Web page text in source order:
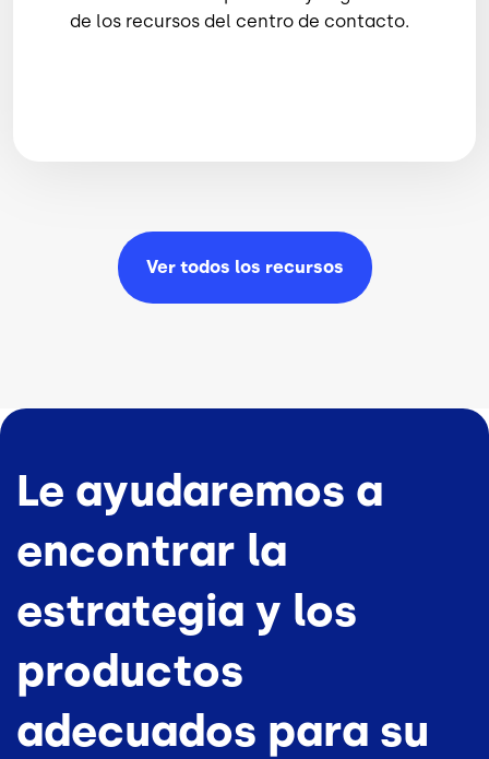
de los recursos del centro de contacto.
Ver todos los recursos
Le ayudaremos a
encontrar la
estrategia y los
productos
adecuados para su